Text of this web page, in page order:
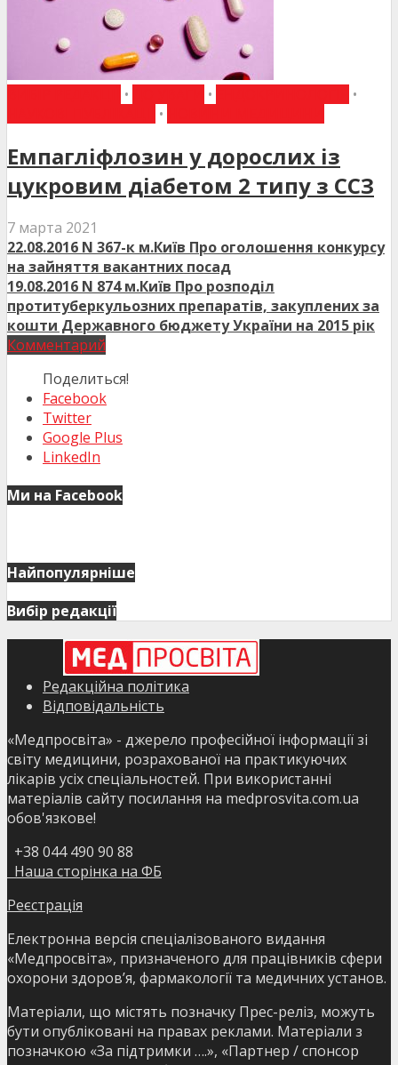
• •
•
•
Емпагліфлозин у дорослих із
цукровим діабетом 2 типу з ССЗ
7 марта 2021
22.08.2016 N 367-к м.Київ Про оголошення конкурсу
на зайняття вакантних посад
19.08.2016 N 874 м.Київ Про розподіл
протитуберкульозних препаратів, закуплених за
кошти Державного бюджету України на 2015 рік
Комментарий
Поделиться!
Facebook
Twitter
Google Plus
LinkedIn
Ми на Facebook
Найпопулярніше
Вибір редакції
Редакційна політика
Відповідальність
«Медпросвіта» - джерело професійної інформації зі
світу медицини, розрахованої на практикуючих
лікарів усіх спеціальностей. При використанні
матеріалів сайту посилання на medprosvita.com.ua
обов'язкове!
+38 044 490 90 88
Наша сторінка на ФБ
Реєстрація
Електронна версія спеціалізованого видання
«Медпросвіта», призначеного для працівників сфери
охорони здоров’я, фармакології та медичних установ.
Матеріали, що містять позначку Прес-реліз, можуть
бути опубліковані на правах реклами. Матеріали з
позначкою «За підтримки ….», «Партнер / спонсор